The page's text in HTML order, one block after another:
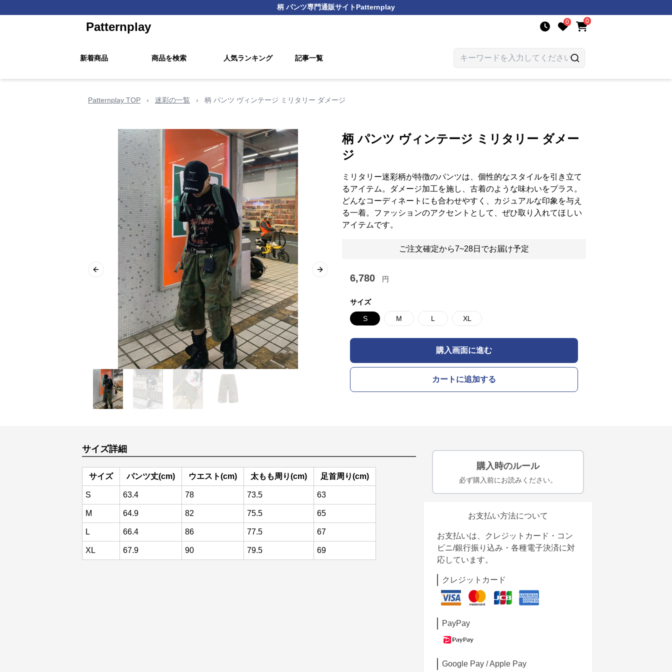
柄 パンツ専門通販サイトPatternplay
Patternplay 0 0
新着商品 商品を検索 人気ランキング 記事一覧
Patternplay TOP › 迷彩の一覧 › 柄 パンツ ヴィンテージ ミリタリー ダメージ
Previous slide Next slide
柄 パンツ ヴィンテージ ミリタリー ダメー
ジ
ミリタリー迷彩柄が特徴のパンツは、個性的なスタイルを引き立て
るアイテム。ダメージ加工を施し、古着のような味わいをプラス。
どんなコーディネートにも合わせやすく、カジュアルな印象を与え
る一着。ファッションのアクセントとして、ぜひ取り入れてほしい
アイテムです。
ご注文確定から7~28日でお届け予定
6,780 円
サイズ
S M L XL
購入画面に進む
カートに追加する
サイズ詳細
サイズ パンツ丈(cm) ウエスト(cm) 太もも周り(cm) 足首周り(cm)
S 63.4 78 73.5 63
M 64.9 82 75.5 65
L 66.4 86 77.5 67
XL 67.9 90 79.5 69
購入時のルール
必ず購入前にお読みください。
お支払い方法について
お支払いは、クレジットカード・コン
ビニ/銀行振り込み・各種電子決済に対
応しています。
クレジットカード
PayPay
Google Pay / Apple Pay